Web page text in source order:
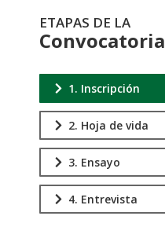
ETAPAS DE LA
Convocatoria
1. Inscripción
2. Hoja de vida
3. Ensayo
4. Entrevista